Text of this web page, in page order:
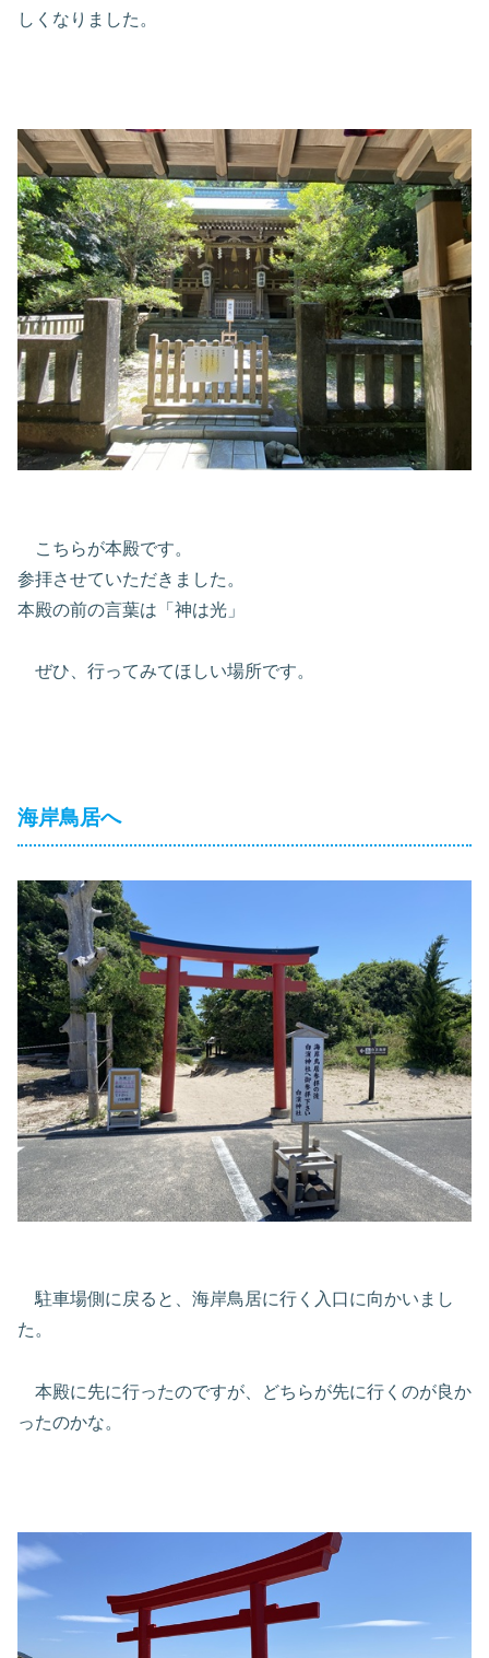
しくなりました。
こちらが本殿です。
参拝させていただきました。
本殿の前の言葉は「神は光」
ぜひ、行ってみてほしい場所です。
海岸鳥居へ
駐車場側に戻ると、海岸鳥居に行く入口に向かいまし
た。
本殿に先に行ったのですが、どちらが先に行くのが良か
ったのかな。